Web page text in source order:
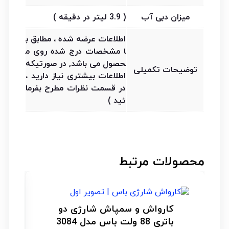
میزان دبی آب
( 3.9 لیتر در دقیقه )
توضیحات تکمیلی
اطلاعات عرضه شده ، مطابق ب
ا مشخصات درج شده روی م
حصول می باشد, در صورتیکه
اطلاعات بیشتری نیاز دارید ،
در قسمت نظرات مطرح بفرما
ئید )
محصولات مرتبط